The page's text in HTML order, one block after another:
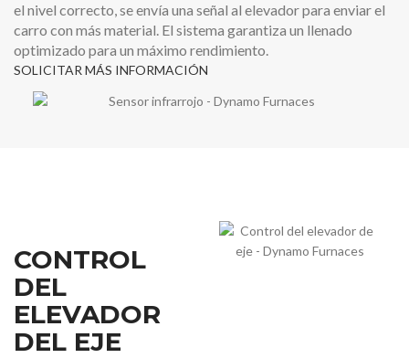
el nivel correcto, se envía una señal al elevador para enviar el
carro con más material. El sistema garantiza un llenado
optimizado para un máximo rendimiento.
SOLICITAR MÁS INFORMACIÓN
CONTROL
DEL
ELEVADOR
DEL EJE